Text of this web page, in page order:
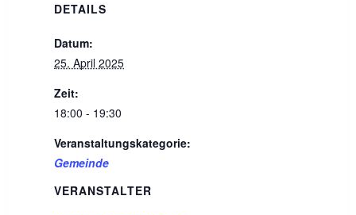
DETAILS
Datum:
25. April 2025
Zeit:
18:00 - 19:30
Veranstaltungskategorie:
Gemeinde
VERANSTALTER